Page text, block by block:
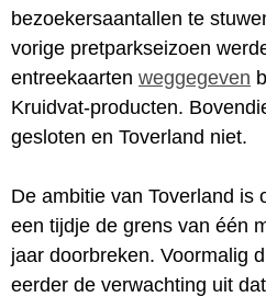
bezoekersaantallen te
vorige pretparkseizoen
entreekaarten weggegeven
Kruidvat-producten.
gesloten en Toverland niet.
De ambitie van Toverland is
een tijdje de grens van één
jaar doorbreken. Voormalig
eerder de verwachting uit